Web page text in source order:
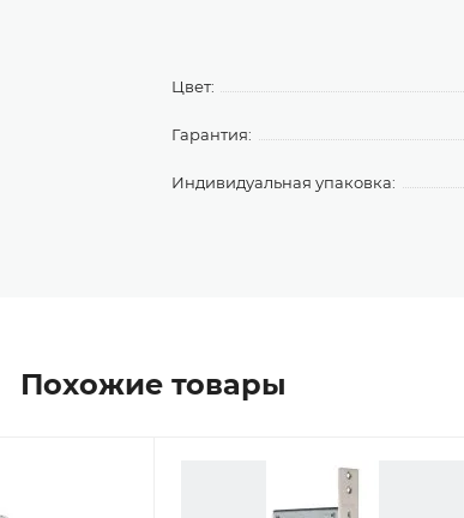
Цвет:
Гарантия:
Индивидуальная упаковка:
Похожие товары